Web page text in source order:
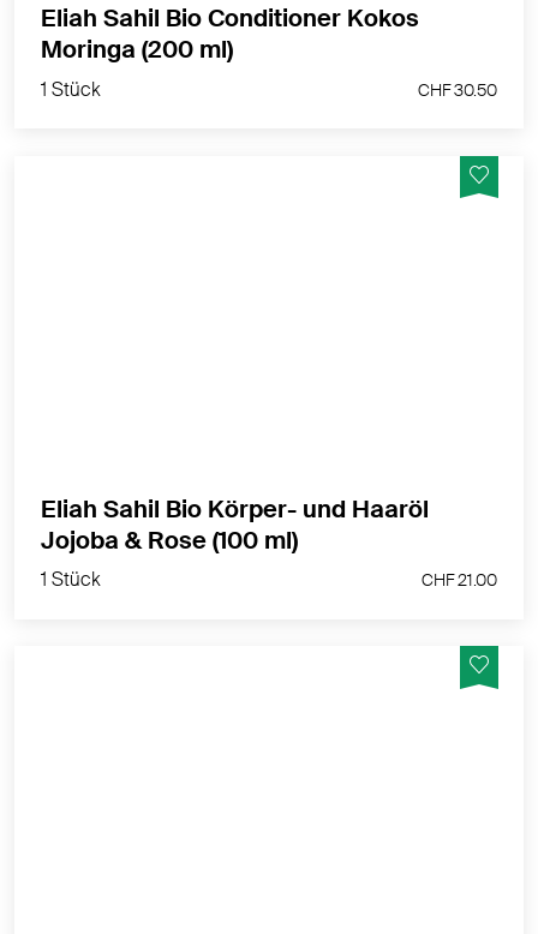
1 Stück
Eliah Sahil Bio Conditioner Kokos
Moringa (200 ml)
1 Stück CHF 30.50
1 Stück
Eliah Sahil Bio Körper- und Haaröl
Jojoba & Rose (100 ml)
1 Stück CHF 21.00